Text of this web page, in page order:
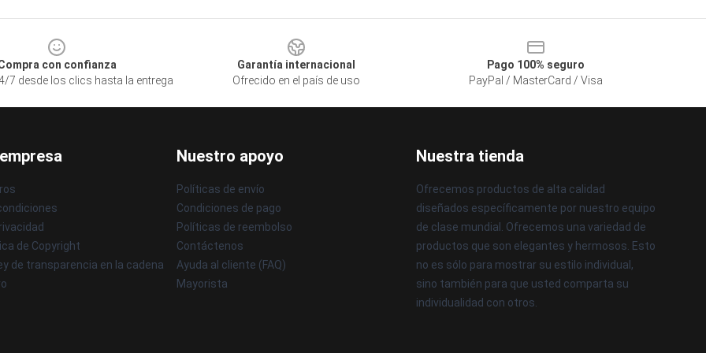
con confianza
7 desde los clics hasta la entrega
Garantía internacional
Ofrecido en el país de uso
Pago 100% seguro
PayPal / MasterCard / Visa
de Copyright
de transparencia en la cadena
Nuestro apoyo
Políticas de envío
Condiciones de pago
Políticas de reembolso
Contáctenos
Ayuda al cliente (FAQ)
Mayorista
Nuestra tienda
Ofrecemos productos de alta calidad
diseñados específicamente por nuestro equipo
de clase mundial. Ofrecemos una variedad de
productos que son elegantes y hermosos. Esto
no es sólo para mostrar su estilo individual,
sino también para que usted comparta su
individualidad con otros.